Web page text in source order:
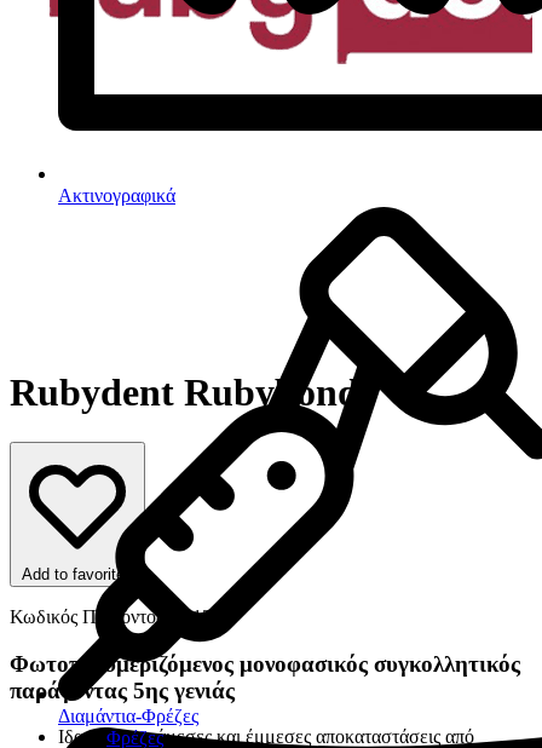
Ακτινογραφικά
Διαμάντια-Φρέζες
Φρέζες
Rubydent Rubybond
Add to favorites
Κωδικός Προϊόντος: 8313
Φωτοπολυμεριζόμενος μονοφασικός συγκολλητικός
παράγοντας 5ης γενιάς
Ιδανικός για άμεσες και έμμεσες αποκαταστάσεις από